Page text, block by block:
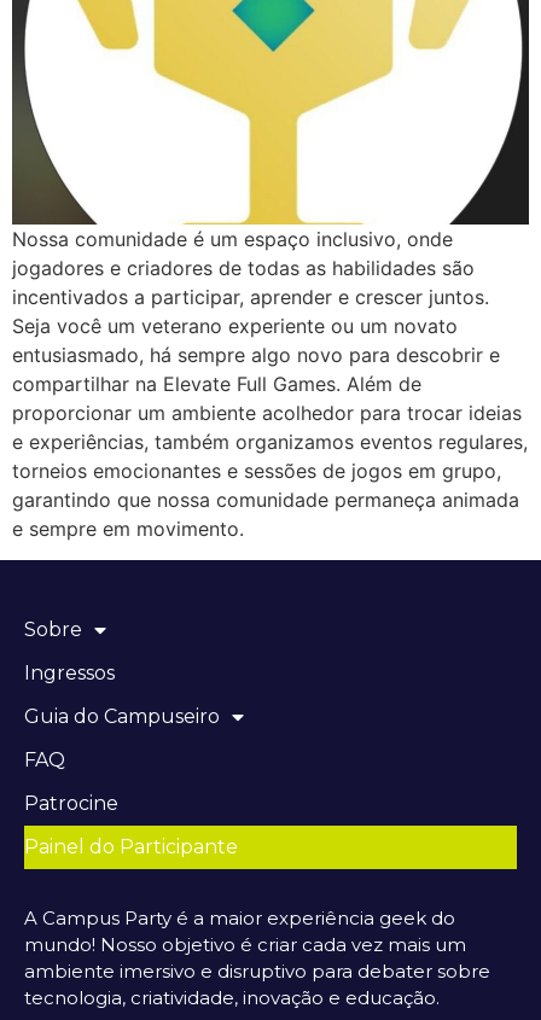
Nossa comunidade é um espaço inclusivo, onde
jogadores e criadores de todas as habilidades são
incentivados a participar, aprender e crescer juntos.
Seja você um veterano experiente ou um novato
entusiasmado, há sempre algo novo para descobrir e
compartilhar na Elevate Full Games. Além de
proporcionar um ambiente acolhedor para trocar ideias
e experiências, também organizamos eventos regulares,
torneios emocionantes e sessões de jogos em grupo,
garantindo que nossa comunidade permaneça animada
e sempre em movimento.
Sobre
Ingressos
Guia do Campuseiro
FAQ
Patrocine
Painel do Participante
A Campus Party é a maior experiência geek do
mundo! Nosso objetivo é criar cada vez mais um
ambiente imersivo e disruptivo para debater sobre
tecnologia, criatividade, inovação e educação.